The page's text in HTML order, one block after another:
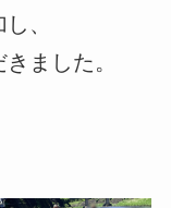
、
ました。